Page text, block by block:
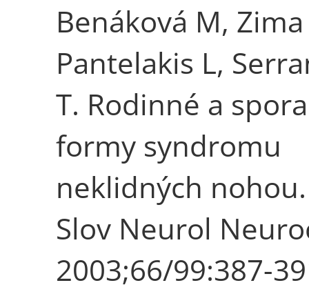
Benáková M, Zima
Pantelakis L,
T. Rodinné a
formy syndromu
neklidných nohou.
Slov Neurol
2003;66/99:387-